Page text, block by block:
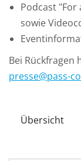
Podcast
sowie
Bei Rückfragen
presse@pass-
Übersicht